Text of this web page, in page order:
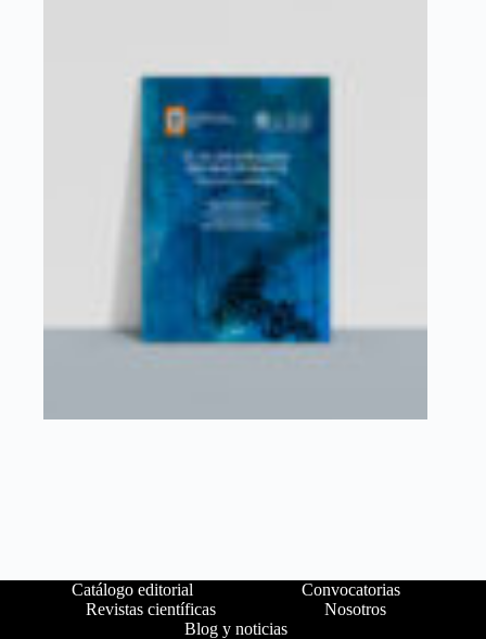
Catálogo editorial
Convocatorias
Revistas científicas
Nosotros
Blog y noticias